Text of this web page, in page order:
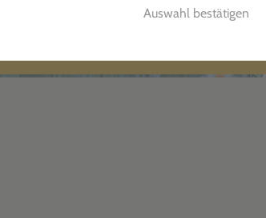
Auswahl bestätigen